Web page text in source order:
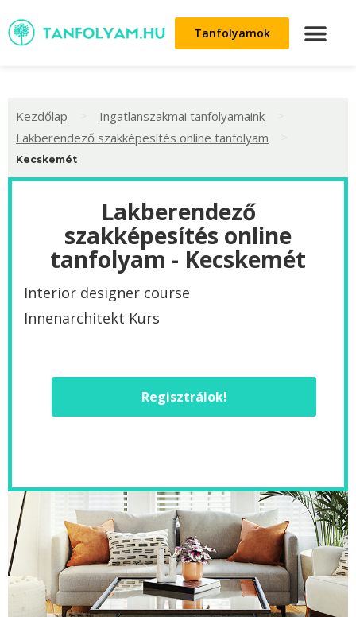
Tanfolyamok
Kezdőlap Ingatlanszakmai tanfolyamaink
Lakberendező szakképesítés online tanfolyam
Kecskemét
Lakberendező
szakképesítés online
tanfolyam - Kecskemét
Interior designer course
Innenarchitekt Kurs
Regisztrálok!